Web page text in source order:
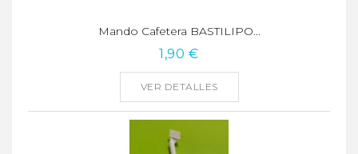
Mando Cafetera BASTILIPO...
1,90 €
VER DETALLES